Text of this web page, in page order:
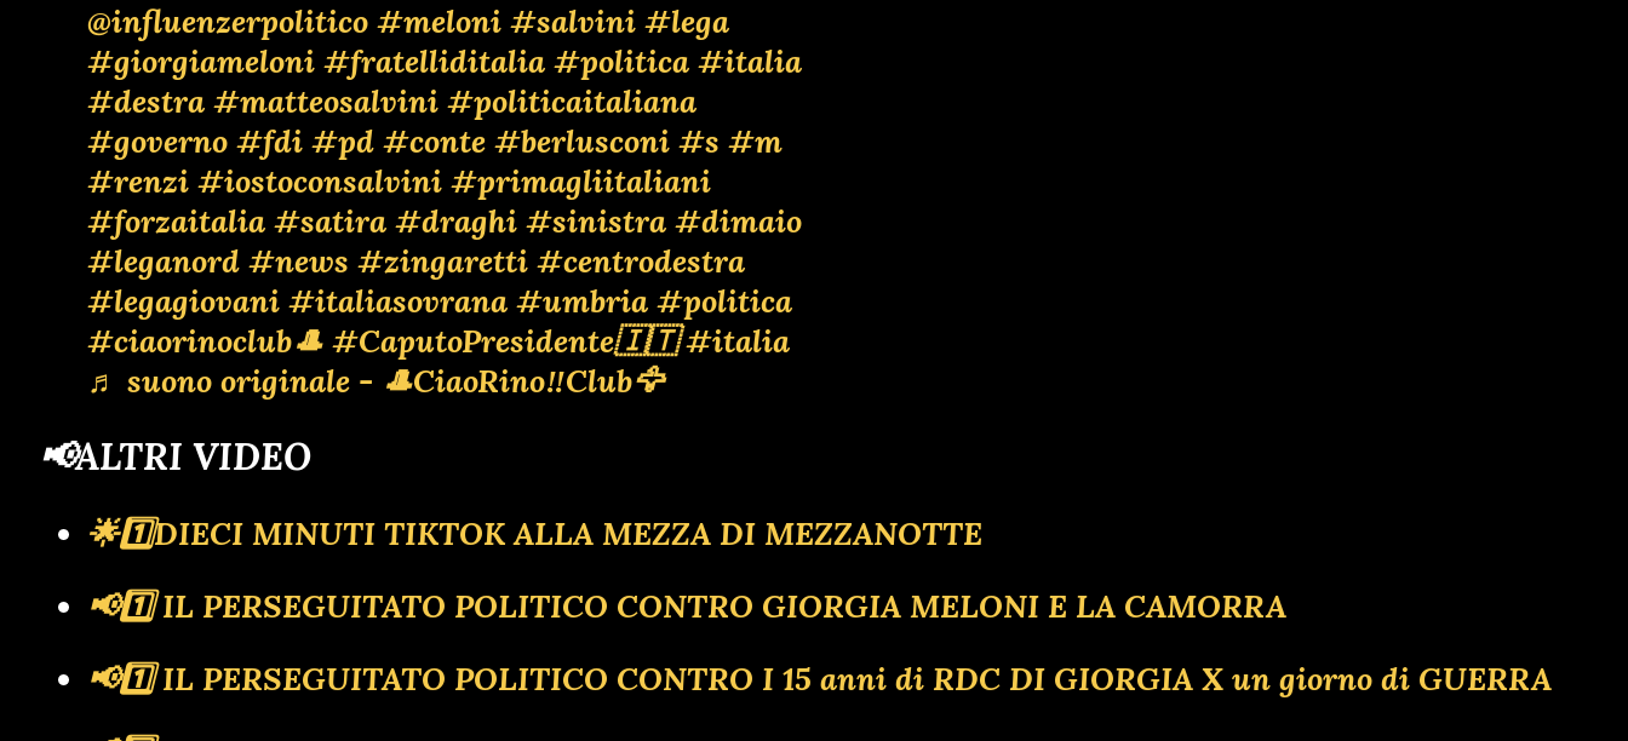
@influenzerpolitico #meloni #salvini #lega
#giorgiameloni #fratelliditalia #politica #italia
#destra #matteosalvini #politicaitaliana
#governo #fdi #pd #conte #berlusconi #s #m
#renzi #iostoconsalvini #primagliitaliani
#forzaitalia #satira #draghi #sinistra #dimaio
#leganord #news #zingaretti #centrodestra
#legagiovani #italiasovrana #umbria #politica
#ciaorinoclub🎩 #CaputoPresidente🇮🇹 #italia
♬ suono originale - 🎩CiaoRino‼️Club🦅
📢ALTRI VIDEO
🌟1️⃣DIECI MINUTI TIKTOK ALLA MEZZA DI MEZZANOTTE
📢1️⃣ IL PERSEGUITATO POLITICO CONTRO GIORGIA MELONI E LA CAMORRA
📢1️⃣ IL PERSEGUITATO POLITICO CONTRO I 15 anni di RDC DI GIORGIA X un giorno di GUERRA